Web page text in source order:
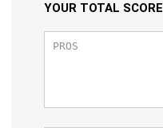
YOUR TOTAL SCORE